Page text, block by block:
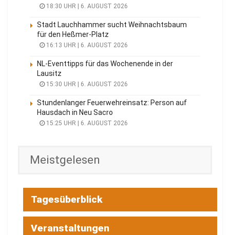
18:30 UHR | 6. AUGUST 2026
Stadt Lauchhammer sucht Weihnachtsbaum
für den Heßmer-Platz
16:13 UHR | 6. AUGUST 2026
NL-Eventtipps für das Wochenende in der
Lausitz
15:30 UHR | 6. AUGUST 2026
Stundenlanger Feuerwehreinsatz: Person auf
Hausdach in Neu Sacro
15:25 UHR | 6. AUGUST 2026
Meistgelesen
Tagesüberblick
Veranstaltungen